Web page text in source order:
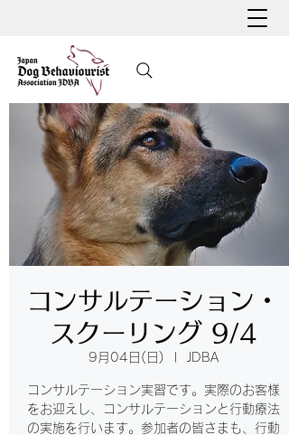
コンサルテーション・
スクーリング 9/4
9月04日(日) JDBA
コンサルテーション実習です。実際のお客様
をお迎えし、コンサルテーションと行動療法
の実施を行います。参加者の皆さまも、行動